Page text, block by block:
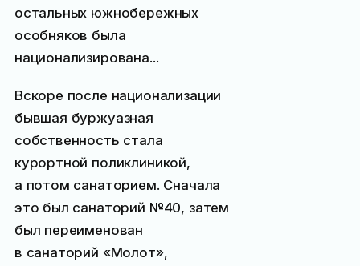
остальных южнобережных
особняков была
национализирована...
Вскоре после национализации
бывшая буржуазная
собственность стала
курортной поликлиникой,
а потом санаторием. Сначала
это был санаторий №40, затем
был переименован
в санаторий «Молот»,